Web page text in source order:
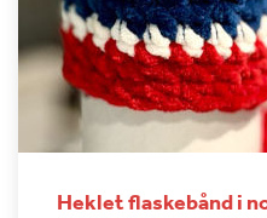
Heklet flaskebånd i